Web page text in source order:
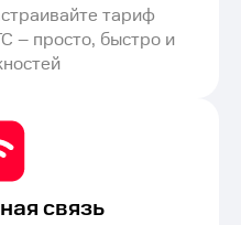
тариф
– просто, быстро и
связь